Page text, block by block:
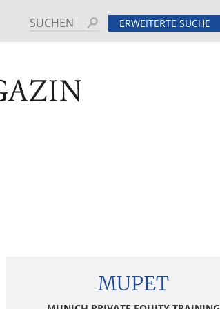
Suchen ERWEITERTE SUCHE
TERMINE HINTERGRUND
MUPET